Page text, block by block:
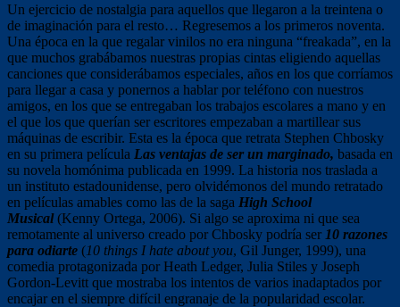
Un ejercicio de nostalgia para aquellos que llegaron a la treintena o
de imaginación para el resto… Regresemos a los primeros noventa.
Una época en la que regalar vinilos no era ninguna “freakada”, en la
que muchos grabábamos nuestras propias cintas eligiendo aquellas
canciones que considerábamos especiales, años en los que corríamos
para llegar a casa y ponernos a hablar por teléfono con nuestros
amigos, en los que se entregaban los trabajos escolares a mano y en
el que los que querían ser escritores empezaban a martillear sus
máquinas de escribir. Esta es la época que retrata Stephen Chbosky
en su primera película Las ventajas de ser un marginado, basada en
su novela homónima publicada en 1999. La historia nos traslada a
un instituto estadounidense, pero olvidémonos del mundo retratado
en películas amables como las de la saga High School
Musical(Kenny Ortega, 2006). Si algo se aproxima ni que sea
remotamente al universo creado por Chbosky podría ser 10 razones
para odiarte (10 things I hate about you, Gil Junger, 1999), una
comedia protagonizada por Heath Ledger, Julia Stiles y Joseph
Gordon-Levitt que mostraba los intentos de varios inadaptados por
encajar en el siempre difícil engranaje de la popularidad escolar.